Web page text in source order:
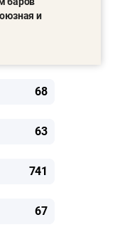
и
68
63
741
67